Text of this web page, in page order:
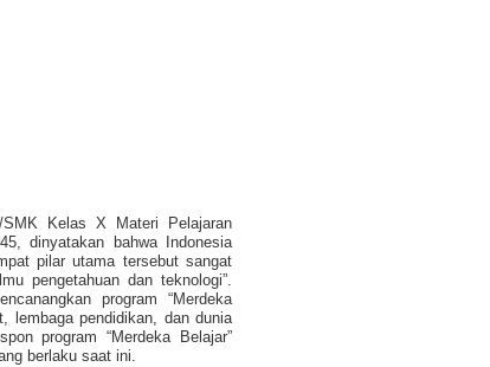
Kelas X Materi Pelajaran
dinyatakan bahwa Indonesia
pilar utama tersebut sangat
pengetahuan dan teknologi”.
program “Merdeka
lembaga pendidikan, dan dunia
program “Merdeka Belajar”
berlaku saat ini.